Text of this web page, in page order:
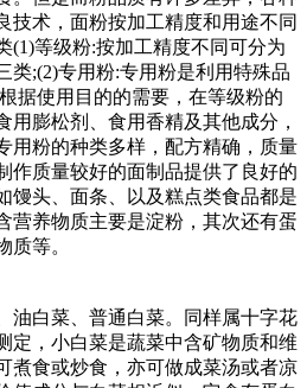
技术，面粉按加工精度和用途不同
(1)等级粉:按加工精度不同可分为
类;(2)专用粉:专用粉是利用特殊品
据使用目的的需要，在等级粉的
用膨松剂、食用香精及其他成分，
用粉的种类多样，配方精确，质量
作质量较好的面制品提供了良好的
馒头、面条、以及糕点类食品都是
营养物质主要是淀粉，其次还有蛋
质等。
油白菜、普通白菜。同样属十字花
定，小白菜是蔬菜中含矿物质和维
煮食或炒食，亦可做成菜汤或者凉